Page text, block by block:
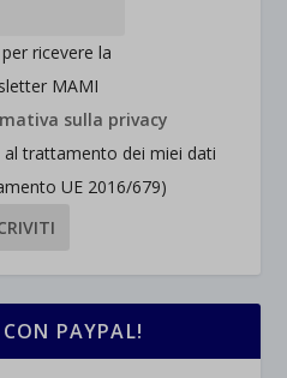
ricevere la
MAMI
sulla privacy
al trattamento dei miei dati
UE 2016/679)
PAYPAL!